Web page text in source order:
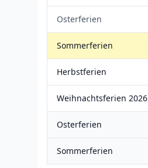
Osterferien
Sommerferien
Herbstferien
Weihnachtsferien 2026
Osterferien
Sommerferien